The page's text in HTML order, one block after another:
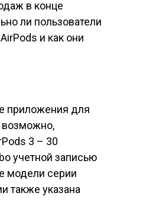
в конце
ли пользователи
и как они
приложения для
возможно,
3 – 30
учетной записью
модели серии
также указана